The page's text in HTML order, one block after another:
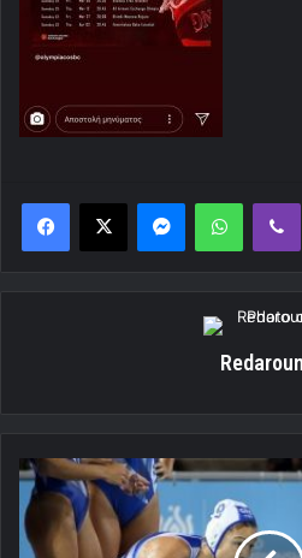
Messenger
Άντιο
με
την
8η